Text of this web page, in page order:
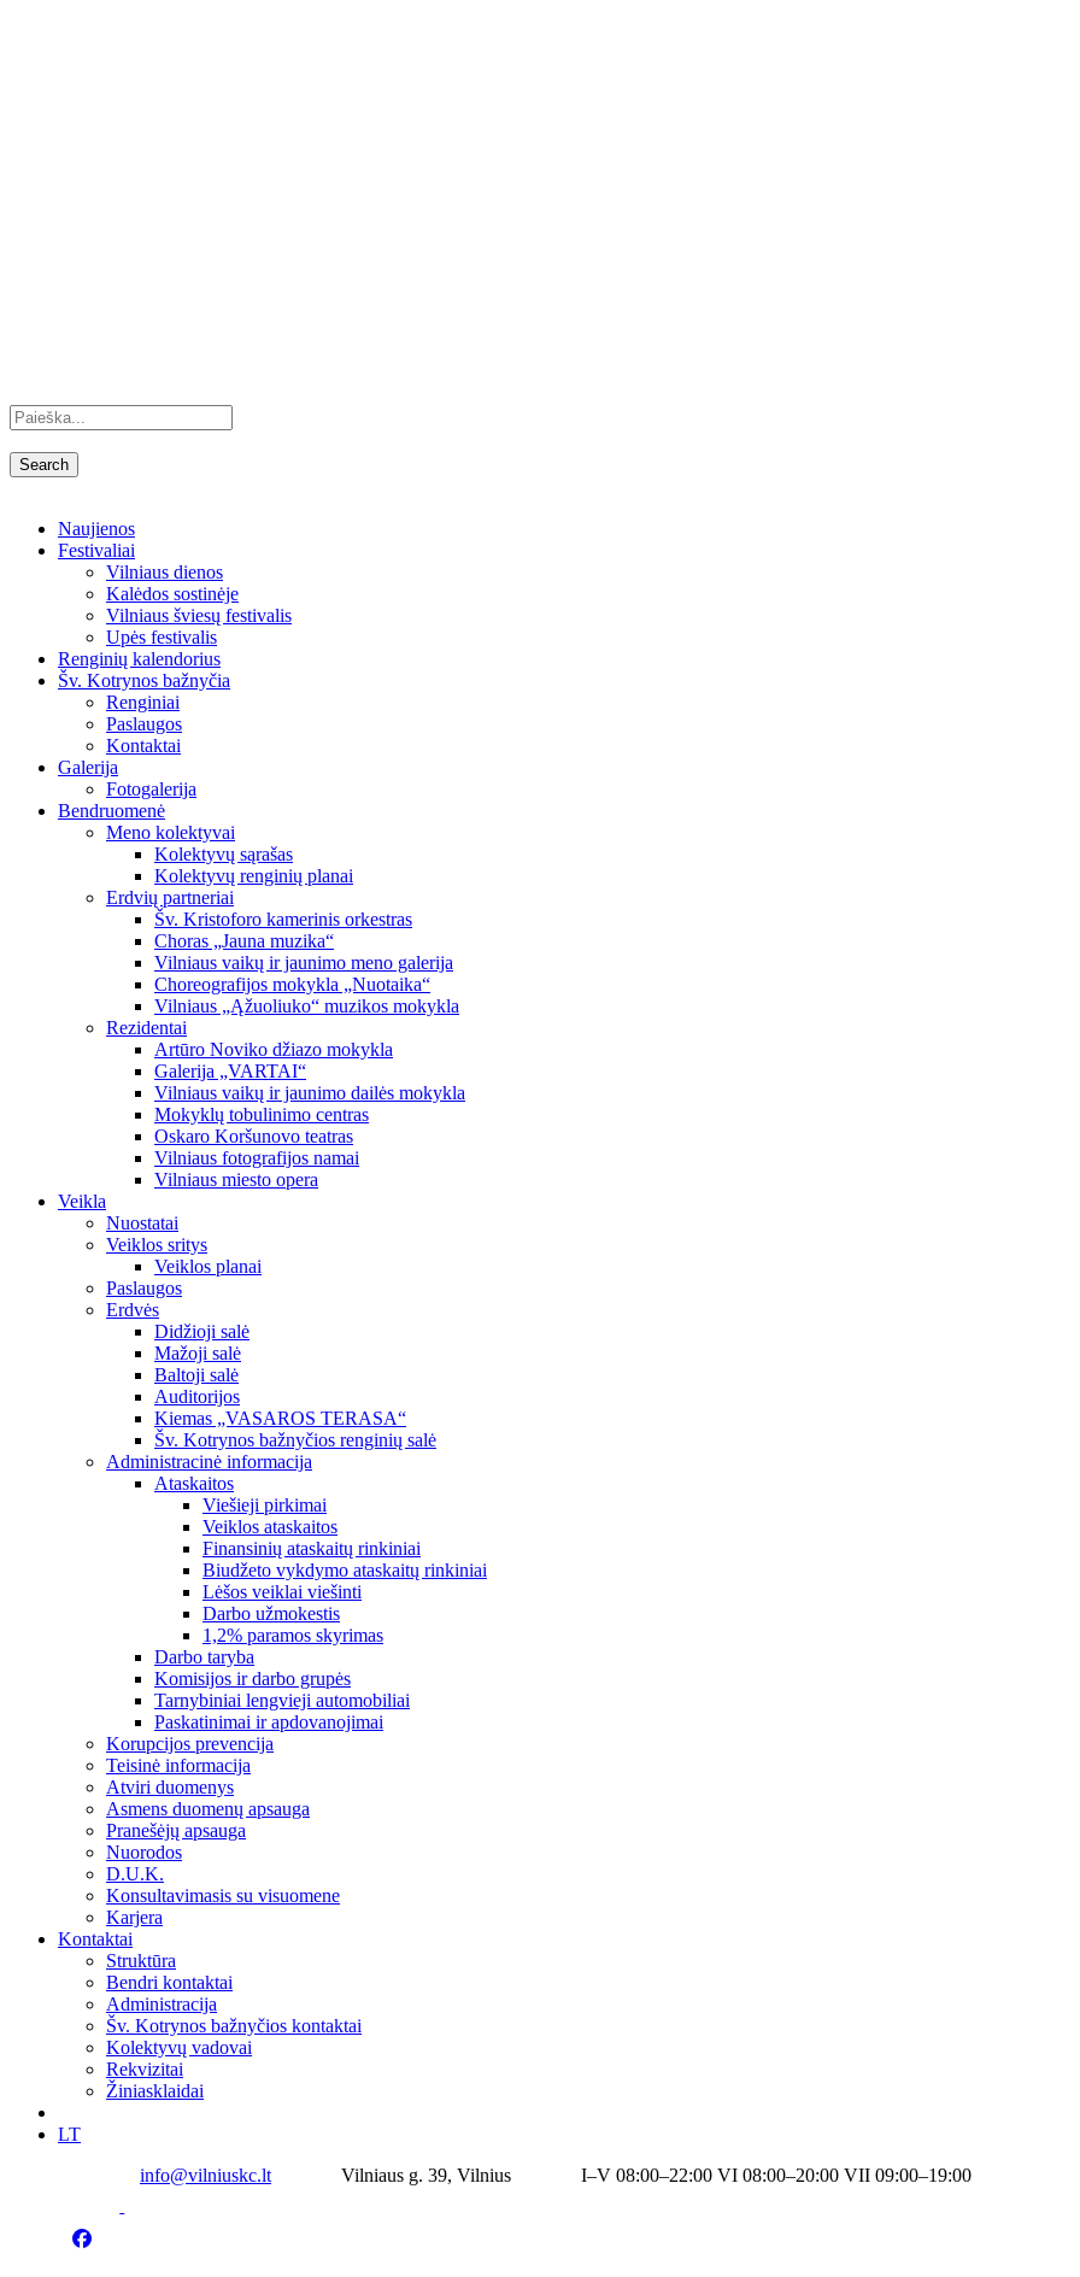
Naujienos
Festivaliai
Vilniaus dienos
Kalėdos sostinėje
Vilniaus šviesų festivalis
Upės festivalis
Renginių kalendorius
Šv. Kotrynos bažnyčia
Renginiai
Paslaugos
Kontaktai
Galerija
Fotogalerija
Bendruomenė
Meno kolektyvai
Kolektyvų sąrašas
Kolektyvų renginių planai
Erdvių partneriai
Šv. Kristoforo kamerinis orkestras
Choras „Jauna muzika“
Vilniaus vaikų ir jaunimo meno galerija
Choreografijos mokykla „Nuotaika“
Vilniaus „Ąžuoliuko“ muzikos mokykla
Rezidentai
Artūro Noviko džiazo mokykla
Galerija „VARTAI“
Vilniaus vaikų ir jaunimo dailės mokykla
Mokyklų tobulinimo centras
Oskaro Koršunovo teatras
Vilniaus fotografijos namai
Vilniaus miesto opera
Veikla
Nuostatai
Veiklos sritys
Veiklos planai
Paslaugos
Erdvės
Didžioji salė
Mažoji salė
Baltoji salė
Auditorijos
Kiemas „VASAROS TERASA“
Šv. Kotrynos bažnyčios renginių salė
Administracinė informacija
Ataskaitos
Viešieji pirkimai
Veiklos ataskaitos
Finansinių ataskaitų rinkiniai
Biudžeto vykdymo ataskaitų rinkiniai
Lėšos veiklai viešinti
Darbo užmokestis
1,2% paramos skyrimas
Darbo taryba
Komisijos ir darbo grupės
Tarnybiniai lengvieji automobiliai
Paskatinimai ir apdovanojimai
Korupcijos prevencija
Teisinė informacija
Atviri duomenys
Asmens duomenų apsauga
Pranešėjų apsauga
Nuorodos
D.U.K.
Konsultavimasis su visuomene
Karjera
Kontaktai
Struktūra
Bendri kontaktai
Administracija
Šv. Kotrynos bažnyčios kontaktai
Kolektyvų vadovai
Rekvizitai
Žiniasklaidai
LT
info@vilniuskc.lt
Vilniaus g. 39, Vilnius I–V 08:00–22:00 VI 08:00–20:00 VII 09:00–19:00